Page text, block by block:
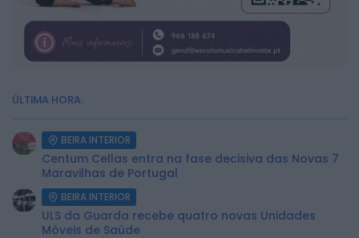
ÚLTIMA HORA:
BEIRA INTERIOR
Centum Cellas entra na fase decisiva das Novas 7
Maravilhas de Portugal
BEIRA INTERIOR
ULS da Guarda recebe quatro novas Unidades
Móveis de Saúde